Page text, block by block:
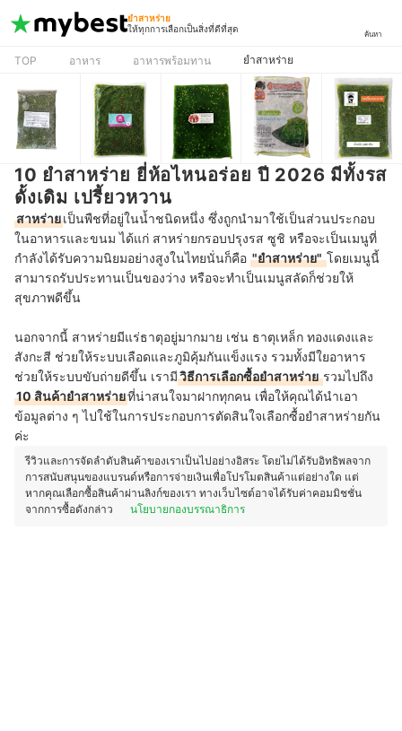
ยำสาหร่าย
ให้ทุกการเลือกเป็นสิ่งที่ดีที่สุด
ค้นหา
TOP อาหาร อาหารพร้อมทาน ยำสาหร่าย
10 ยำสาหร่าย ยี่ห้อไหนอร่อย ปี 2026 มีทั้งรส
ดั้งเดิม เปรี้ยวหวาน
สาหร่ายเป็นพืชที่อยู่ในน้ำชนิดหนึ่ง ซึ่งถูกนำมาใช้เป็นส่วนประกอบ
ในอาหารและขนม ได้แก่ สาหร่ายกรอบปรุงรส ซูชิ หรือจะเป็นเมนูที่
กำลังได้รับความนิยมอย่างสูงในไทยนั่นก็คือ "ยำสาหร่าย"โดยเมนูนี้
สามารถรับประทานเป็นของว่าง หรือจะทำเป็นเมนูสลัดก็ช่วยให้
สุขภาพดีขึ้น
นอกจากนี้ สาหร่ายมีแร่ธาตุอยู่มากมาย เช่น ธาตุเหล็ก ทองแดงและ
สังกะสี ช่วยให้ระบบเลือดและภูมิคุ้มกันแข็งแรง รวมทั้งมีใยอาหาร
ช่วยให้ระบบขับถ่ายดีขึ้น เรามีวิธีการเลือกซื้อยำสาหร่ายรวมไปถึง
10 สินค้ายำสาหร่ายที่น่าสนใจมาฝากทุกคน เพื่อให้คุณได้นำเอา
ข้อมูลต่าง ๆ ไปใช้ในการประกอบการตัดสินใจเลือกซื้อยำสาหร่ายกัน
ค่ะ
รีวิวและการจัดลำดับสินค้าของเราเป็นไปอย่างอิสระ โดยไม่ได้รับอิทธิพลจาก
การสนับสนุนของแบรนด์หรือการจ่ายเงินเพื่อโปรโมตสินค้าแต่อย่างใด แต่
หากคุณเลือกซื้อสินค้าผ่านลิงก์ของเรา ทางเว็บไซต์อาจได้รับค่าคอมมิชชั่น
จากการซื้อดังกล่าว
นโยบายกองบรรณาธิการ